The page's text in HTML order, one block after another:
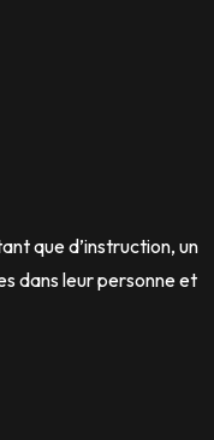
que d’instruction, un
dans leur personne et